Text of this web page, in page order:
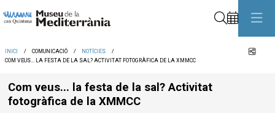
INICI COMUNICACIÓ
NOTÍCIES
COM VEUS... LA FESTA DE LA SAL? ACTIVITAT FOTOGRÀFICA DE LA XMMCC
Com veus... la festa de la sal? Activitat
fotogràfica de la XMMCC